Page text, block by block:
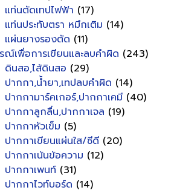
แท่นตัดเทปไฟฟ้า (17)
แท่นประทับตรา หมึกเติม (14)
แผ่นยางรองตัด (11)
ณ์เพื่อการเขียนและลบคำผิด (243)
ดินสอ,ไส้ดินสอ (29)
ปากกา,น้ำยา,เทปลบคำผิด (14)
ปากกามาร์คเกอร์,ปากกาเคมี (40)
ปากกาลูกลื่น,ปากกาเจล (19)
ปากกาหัวเข็ม (5)
ปากกาเขียนแผ่นใส/ซีดี (20)
ปากกาเน้นข้อความ (12)
ปากกาเพนท์ (31)
ปากกาไวท์บอร์ด (14)